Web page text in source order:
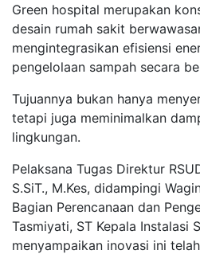
Green hospital merupakan
desain rumah sakit
mengintegrasikan efisiensi
pengelolaan sampah secara
Tujuannya bukan hanya
tetapi juga meminimalkan
lingkungan.
Pelaksana Tugas Direktur
S.SiT., M.Kes, didampingi
Bagian Perencanaan dan
Tasmiyati, ST Kepala Instalasi
menyampaikan inovasi ini